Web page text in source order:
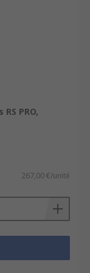
PRO,
267,00 €/unité